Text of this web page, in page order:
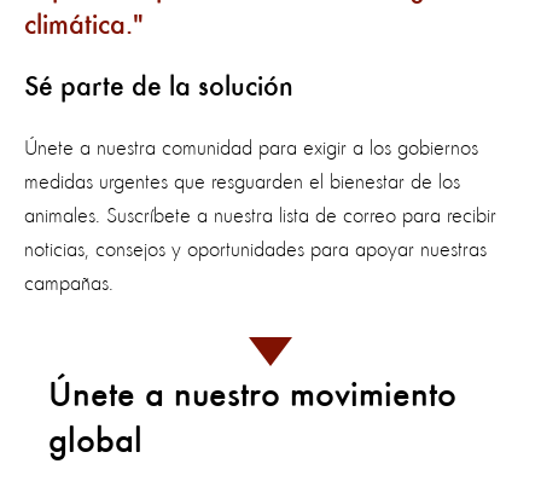
climática.
Sé parte de la solución
Únete a nuestra comunidad para exigir a los gobiernos
medidas urgentes que resguarden el bienestar de los
animales. Suscríbete a nuestra lista de correo para recibir
noticias, consejos y oportunidades para apoyar nuestras
campañas.
Únete a nuestro movimiento
global